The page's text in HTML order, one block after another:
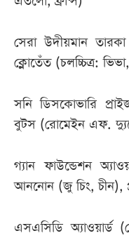
সেরা উদীয়মান
ক্লোতেঁত (চলচ্চিত্র:
সনি ডিসকোভারি
বুটস (রোমেইন এফ.
গ্যান ফাউন্ডেশন
আননোন (জু চিং, চীন),
এসএসিডি অ্যাওয়ার্ড